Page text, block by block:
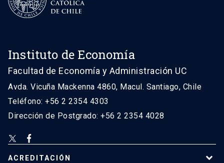
Instituto de Economía
Facultad de Economía y Administración UC
Avda. Vicuña Mackenna 4860, Macul. Santiago, Chile
Teléfono: +56 2 2354 4303
Dirección de Postgrado: +56 2 2354 4028
ACREDITACIÓN